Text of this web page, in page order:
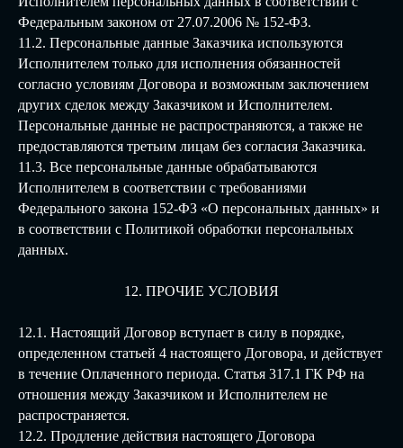
Федеральным законом от 27.07.2006 № 152-ФЗ.
11.2. Персональные данные Заказчика используются
Исполнителем только для исполнения обязанностей
согласно условиям Договора и возможным заключением
других сделок между Заказчиком и Исполнителем.
Персональные данные не распространяются, а также не
предоставляются третьим лицам без согласия Заказчика.
11.3. Все персональные данные обрабатываются
Исполнителем в соответствии с требованиями
Федерального закона 152-ФЗ «О персональных данных» и
в соответствии с Политикой обработки персональных
данных.
12. ПРОЧИЕ УСЛОВИЯ
12.1. Настоящий Договор вступает в силу в порядке,
определенном статьей 4 настоящего Договора, и действует
в течение Оплаченного периода. Статья 317.1 ГК РФ на
отношения между Заказчиком и Исполнителем не
распространяется.
12.2. Продление действия настоящего Договора